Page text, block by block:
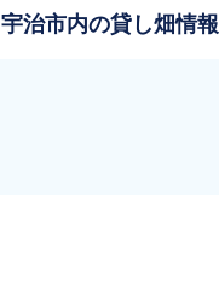
宇治市内の貸し畑情報